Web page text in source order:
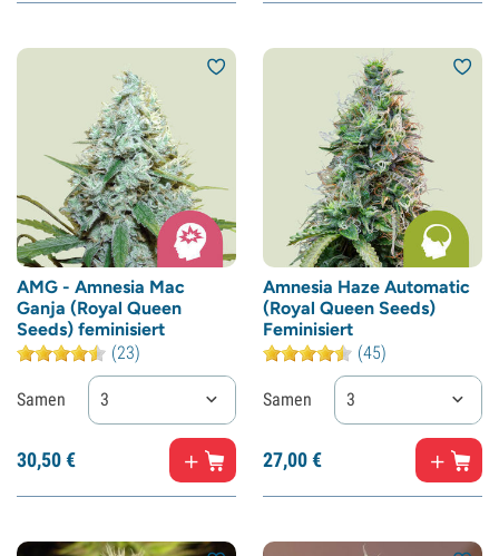
AMG - Amnesia Mac
Ganja (Royal Queen
Seeds) feminisiert
(23)
Samen 3
30,50€
Amnesia Haze Automatic
(Royal Queen Seeds)
Feminisiert
(45)
Samen 3
27,00€